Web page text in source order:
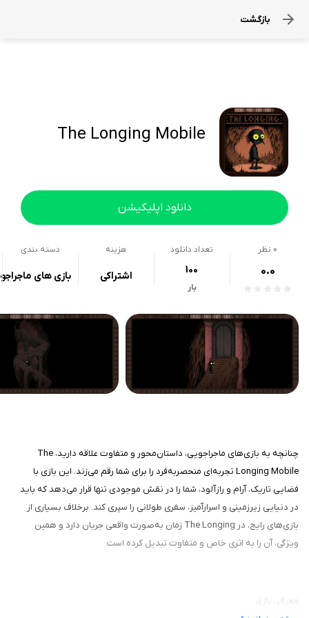
بازگشت
The Longing Mobile
دانلود اپلیکیشن
0 نظر
0.0
تعداد دانلود
100
بار
هزینه
اشتراکی
دسته بندی
بازی های
چنانچه به بازی‌های ماجراجویی، داستان‌محور و متفاوت علاقه دارید، The
Longing Mobile تجربه‌ای منحصربه‌فرد را برای شما رقم می‌زند. این بازی با
فضایی تاریک، آرام و رازآلود، شما را در نقش موجودی تنها قرار می‌دهد که باید
در دنیایی زیرزمینی و اسرارآمیز، سفری طولانی را سپری کند. برخلاف بسیاری از
بازی‌های رایج، در The Longing زمان به‌صورت واقعی جریان دارد و همین
ویژگی، آن را به اثری خاص و متفاوت تبدیل کرده است.
معرفی بازی